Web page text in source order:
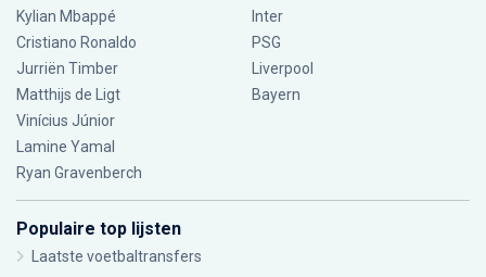
Kylian Mbappé
Cristiano Ronaldo
Jurriën Timber
Matthijs de Ligt
Vinícius Júnior
Lamine Yamal
Ryan Gravenberch
Inter
PSG
Liverpool
Bayern
Populaire top lijsten
Laatste voetbaltransfers